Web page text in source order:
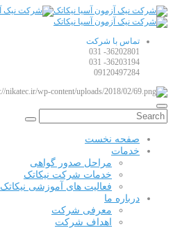
تماس با شرکت
36202801- 031
36203194- 031
09120497284
صفحه نخست
خدمات
مراحل صدور گواهی
خدمات شرکت نیکاتک
فعالیت های آموزشی نیکاتک
درباره ما
معرفی شرکت
اهداف شرکت